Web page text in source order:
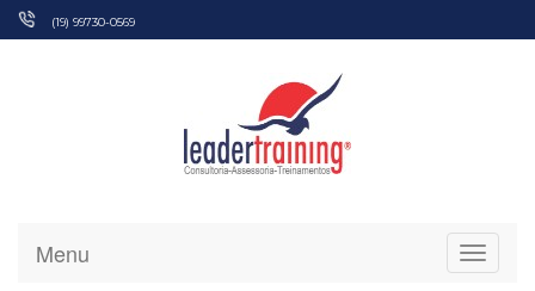
Pular
(19) 99730-0569
Menu